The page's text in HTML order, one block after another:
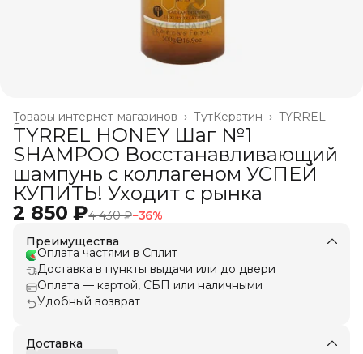
TYRREL
ТутКератин ›
Товары интернет-магазинов ›
Главная ›
TYRREL HONEY Шаг №1
SHAMPOO Восстанавливающий
шампунь с коллагеном УСПЕЙ
КУПИТЬ! Уходит с рынка
2 850 ₽4 430 ₽−36%
Преимущества
Оплата частями в Сплит
Доставка в пункты выдачи или до двери
Оплата — картой, СБП или наличными
Удобный возврат
Доставка